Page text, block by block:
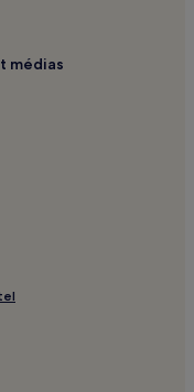
médias